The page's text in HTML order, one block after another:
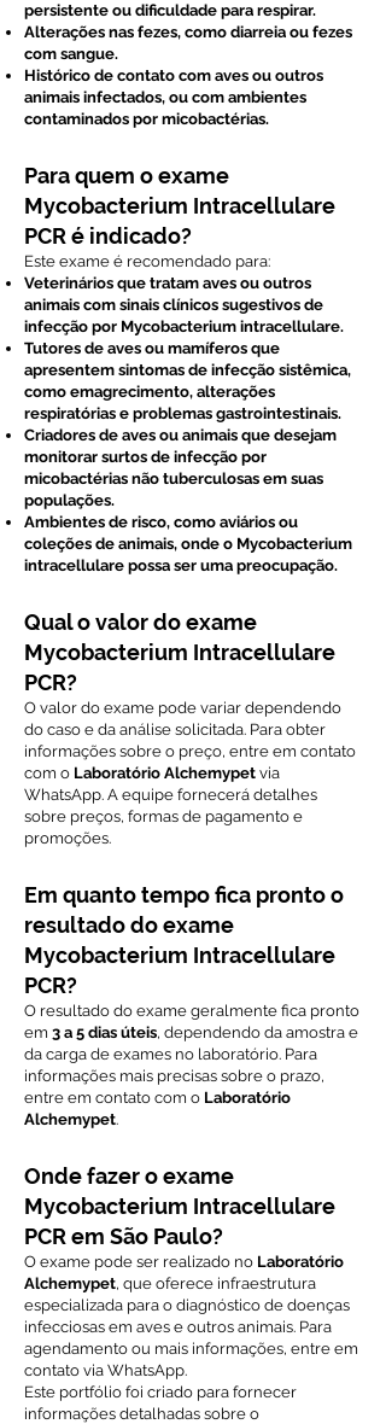
persistente ou dificuldade para respirar.
Alterações nas fezes, como diarreia ou fezes
com sangue.
Histórico de contato com aves ou outros
animais infectados, ou com ambientes
contaminados por micobactérias.
Para quem o exame
Mycobacterium Intracellulare
PCR é indicado?
Este exame é recomendado para:
Veterinários que tratam aves ou outros
animais com sinais clínicos sugestivos de
infecção por Mycobacterium intracellulare.
Tutores de aves ou mamíferos que
apresentem sintomas de infecção sistêmica,
como emagrecimento, alterações
respiratórias e problemas gastrointestinais.
Criadores de aves ou animais que desejam
monitorar surtos de infecção por
micobactérias não tuberculosas em suas
populações.
Ambientes de risco, como aviários ou
coleções de animais, onde o Mycobacterium
intracellulare possa ser uma preocupação.
Qual o valor do exame
Mycobacterium Intracellulare
PCR?
O valor do exame pode variar dependendo
do caso e da análise solicitada. Para obter
informações sobre o preço, entre em contato
com o Laboratório Alchemypet via
WhatsApp. A equipe fornecerá detalhes
sobre preços, formas de pagamento e
promoções.
Em quanto tempo fica pronto o
resultado do exame
Mycobacterium Intracellulare
PCR?
O resultado do exame geralmente fica pronto
em 3 a 5 dias úteis, dependendo da amostra e
da carga de exames no laboratório. Para
informações mais precisas sobre o prazo,
entre em contato com o Laboratório
Alchemypet.
Onde fazer o exame
Mycobacterium Intracellulare
PCR em São Paulo?
O exame pode ser realizado no Laboratório
Alchemypet, que oferece infraestrutura
especializada para o diagnóstico de doenças
infecciosas em aves e outros animais. Para
agendamento ou mais informações, entre em
contato via WhatsApp.
Este portfólio foi criado para fornecer
informações detalhadas sobre o